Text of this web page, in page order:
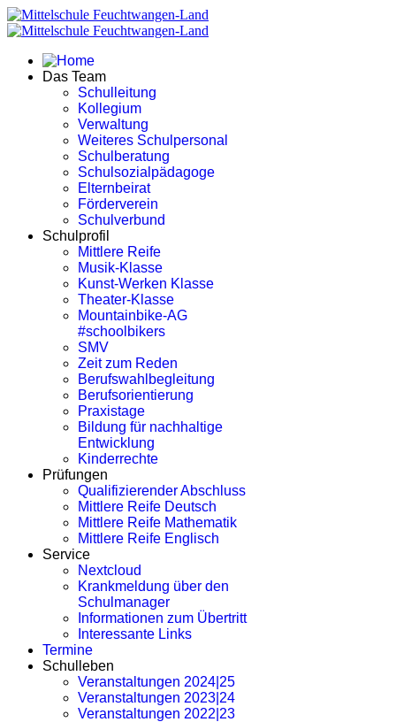
Das Team
Schulleitung
Kollegium
Verwaltung
Weiteres Schulpersonal
Schulberatung
Schulsozialpädagoge
Elternbeirat
Förderverein
Schulverbund
Schulprofil
Mittlere Reife
Musik-Klasse
Kunst-Werken Klasse
Theater-Klasse
Mountainbike-AG
#schoolbikers
SMV
Zeit zum Reden
Berufswahlbegleitung
Berufsorientierung
Praxistage
Bildung für nachhaltige
Entwicklung
Kinderrechte
Prüfungen
Qualifizierender Abschluss
Mittlere Reife Deutsch
Mittlere Reife Mathematik
Mittlere Reife Englisch
Service
Nextcloud
Krankmeldung über den
Schulmanager
Informationen zum Übertritt
Interessante Links
Termine
Schulleben
Veranstaltungen 2024|25
Veranstaltungen 2023|24
Veranstaltungen 2022|23